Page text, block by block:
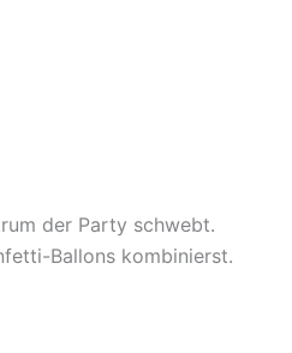
der Party schwebt.
Ballons kombinierst.